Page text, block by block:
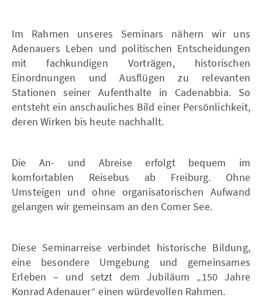
Im Rahmen unseres Seminars nähern wir uns
Adenauers Leben und politischen Entscheidungen
mit fachkundigen Vorträgen, historischen
Einordnungen und Ausflügen zu relevanten
Stationen seiner Aufenthalte in Cadenabbia. So
entsteht ein anschauliches Bild einer Persönlichkeit,
deren Wirken bis heute nachhallt.
Die An- und Abreise erfolgt bequem im
komfortablen Reisebus ab Freiburg. Ohne
Umsteigen und ohne organisatorischen Aufwand
gelangen wir gemeinsam an den Comer See.
Diese Seminarreise verbindet historische Bildung,
eine besondere Umgebung und gemeinsames
Erleben – und setzt dem Jubiläum „150 Jahre
Konrad Adenauer“ einen würdevollen Rahmen.